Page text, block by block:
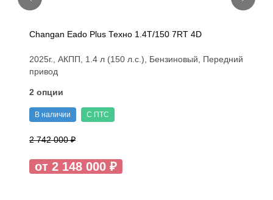
Changan Eado Plus Техно 1.4T/150 7RT 4D
2025г., АКПП, 1.4 л (150 л.с.), Бензиновый, Передний
привод
2 опции
В наличии С ПТС
2 742 000 ₽
от 2 148 000 ₽